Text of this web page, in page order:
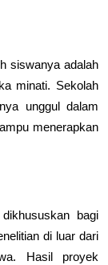
siswanya adalah
minati. Sekolah
unggul dalam
menerapkan
bagi
di luar dari
Hasil proyek